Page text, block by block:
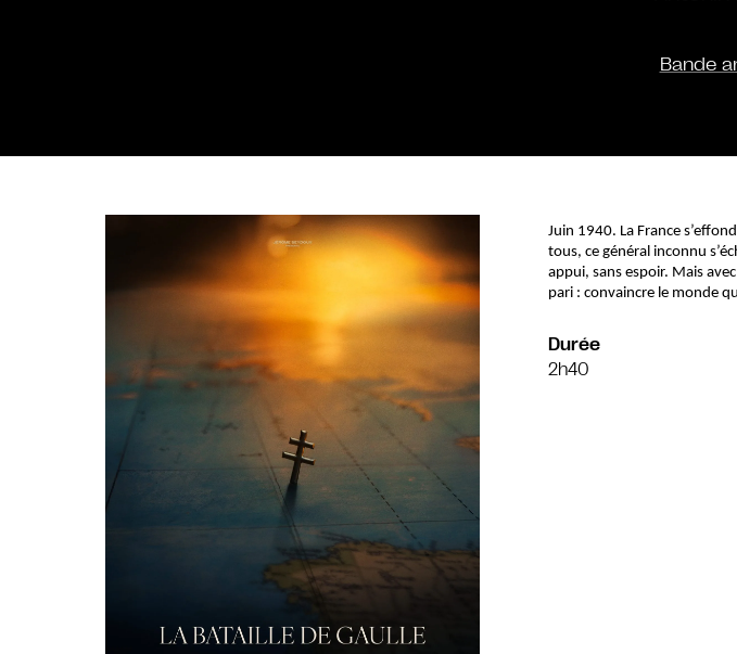
Bande
Juin 1940. La France
tous, ce général inconnu
appui, sans espoir. Mais
pari : convaincre le monde
Durée
2h40